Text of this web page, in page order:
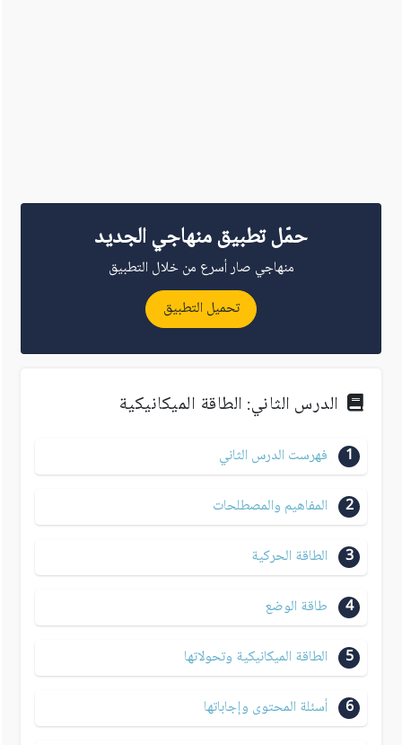
حمّل تطبيق منهاجي الجديد
منهاجي صار أسرع من خلال التطبيق
تحميل التطبيق
الدرس الثاني: الطاقة الميكانيكية
1 فهرست الدرس الثاني
2 المفاهيم والمصطلحات
3 الطاقة الحركية
4 طاقة الوضع
5 الطاقة الميكانيكية وتحولاتها
6 أسئلة المحتوى وإجاباتها